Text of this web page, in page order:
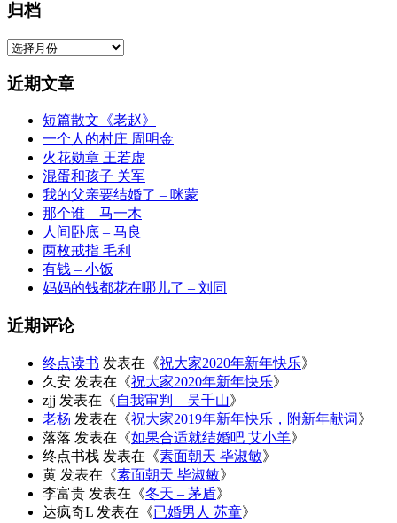
归档
归
近期文章
短篇散文《老赵》
一个人的村庄 周明金
火花勋章 王若虚
混蛋和孩子 关军
我的父亲要结婚了 – 咪蒙
那个谁 – 马一木
人间卧底 – 马良
两枚戒指 毛利
有钱 – 小饭
妈妈的钱都花在哪儿了 – 刘同
近期评论
终点读书 发表在《祝大家2020年新年快乐》
久安 发表在《祝大家2020年新年快乐》
zjj 发表在《自我审判 – 吴千山》
老杨 发表在《祝大家2019年新年快乐，附新年献词》
落落 发表在《如果合适就结婚吧 艾小羊》
终点书栈 发表在《素面朝天 毕淑敏》
黄 发表在《素面朝天 毕淑敏》
李富贵 发表在《冬天 – 茅盾》
达疯奇L 发表在《已婚男人 苏童》